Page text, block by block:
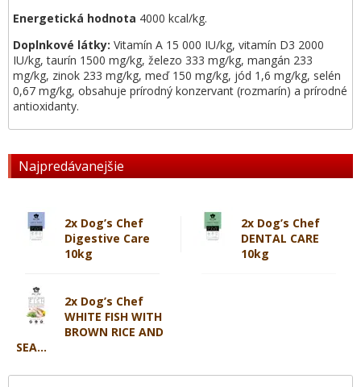
Najpredávanejšie
2x Dog’s Chef
Digestive Care
10kg
2x Dog’s Chef
DENTAL CARE
10kg
2x Dog’s Chef
WHITE FISH WITH
BROWN RICE AND
SEA...
Energetická hodnota 4000 kcal/kg.
Doplnkové látky: Vitamín A 15 000 IU/kg, vitamín D3 2000
IU/kg, taurín 1500 mg/kg, železo 333 mg/kg, mangán 233
mg/kg, zinok 233 mg/kg, meď 150 mg/kg, jód 1,6 mg/kg, selén
0,67 mg/kg, obsahuje prírodný konzervant (rozmarín) a prírodné
antioxidanty.